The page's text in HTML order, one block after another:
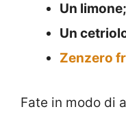
Un limone;
Un
Zenzero
Fate in modo di